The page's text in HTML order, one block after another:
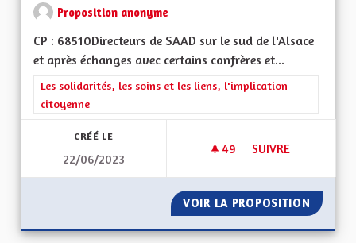
Proposition anonyme
CP : 68510Directeurs de SAAD sur le sud de l'Alsace
et après échanges avec certains confrères et...
Filtrer les résultats de la catégorie : Les solidarités, les soins
Les solidarités, les soins et les liens, l'implication
citoyenne
CRÉÉ LE
22/06/2023
49 49 ABONNÉS
SUIVRE
VOIR LA PROPOSITION